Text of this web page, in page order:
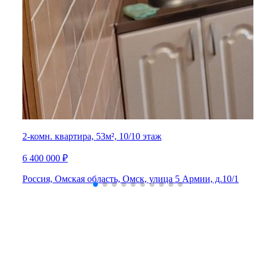
2-комн. квартира, 53м², 10/10 этаж
6 400 000 ₽
Россия, Омская область, Омск, улица 5 Армии, д.10/1